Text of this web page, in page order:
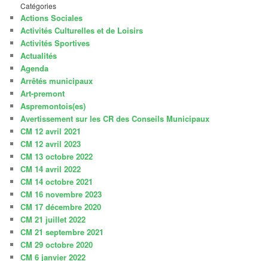
Catégories
Actions Sociales
Activités Culturelles et de Loisirs
Activités Sportives
Actualités
Agenda
Arrêtés municipaux
Art-premont
Aspremontois(es)
Avertissement sur les CR des Conseils Municipaux
CM 12 avril 2021
CM 12 avril 2023
CM 13 octobre 2022
CM 14 avril 2022
CM 14 octobre 2021
CM 16 novembre 2023
CM 17 décembre 2020
CM 21 juillet 2022
CM 21 septembre 2021
CM 29 octobre 2020
CM 6 janvier 2022